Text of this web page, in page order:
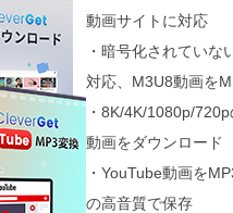
動画サイトに対応
・暗号化されていな
対応、M3U8動画を
・8K/4K/1080p/
動画をダウンロード
・YouTube動画を
の高音質で保存